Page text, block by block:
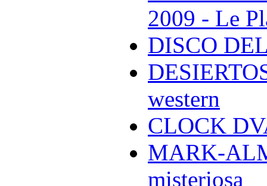
2009 - Le
DISCO
western
CLOCK
MARK-
misteriosa